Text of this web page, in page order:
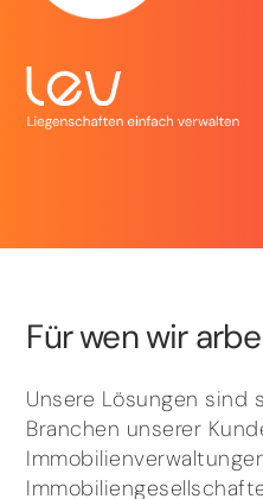
Für wen wir
Unsere Lösungen sind
Branchen unserer